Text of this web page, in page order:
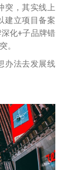
突，其实线上
建立项目备案
化+子品牌错
。
办法去发展线